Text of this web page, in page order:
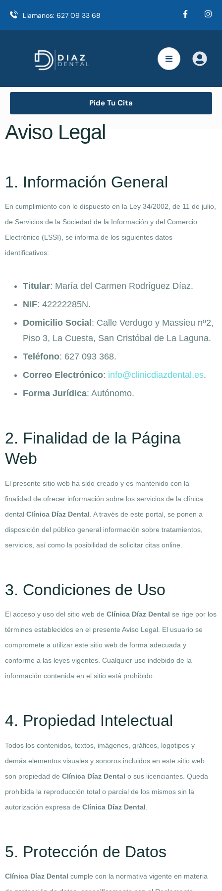
Llamanos: 627 09 33 68
Pide Tu Cita
Aviso Legal
1. Información General
En cumplimiento con lo dispuesto en la Ley 34/2002, de 11 de julio,
de Servicios de la Sociedad de la Información y del Comercio
Electrónico (LSSI), se informa de los siguientes datos
identificativos:
Titular: María del Carmen Rodríguez Díaz.
NIF: 42222285N.
Domicilio Social : Calle Verdugo y Massieu nº2,
Piso 3, La Cuesta, San Cristóbal de La Laguna.
Teléfono: 627 093 368.
Correo Electrónico: info@clinicdiazdental.es.
Forma Jurídica: Autónomo.
2. Finalidad de la Página
Web
El presente sitio web ha sido creado y es mantenido con la
finalidad de ofrecer información sobre los servicios de la clínica
dental Clínica Díaz Dental . A través de este portal, se ponen a
disposición del público general información sobre tratamientos,
servicios, así como la posibilidad de solicitar citas online.
3. Condiciones de Uso
El acceso y uso del sitio web de Clínica Díaz Dental se rige por los
términos establecidos en el presente Aviso Legal. El usuario se
compromete a utilizar este sitio web de forma adecuada y
conforme a las leyes vigentes. Cualquier uso indebido de la
información contenida en el sitio está prohibido.
4. Propiedad Intelectual
Todos los contenidos, textos, imágenes, gráficos, logotipos y
demás elementos visuales y sonoros incluidos en este sitio web
son propiedad de Clínica Díaz Dental o sus licenciantes. Queda
prohibida la reproducción total o parcial de los mismos sin la
autorización expresa de Clínica Díaz Dental
5. Protección de Datos
Clínica Díaz Dental cumple con la normativa vigente en materia